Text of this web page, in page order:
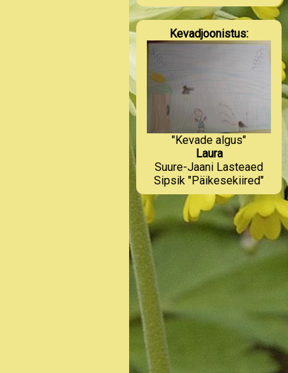
Kevadjoonistus:
"Kevade algus"
Laura
Suure-Jaani Lasteaed
Sipsik "Päikesekiired"